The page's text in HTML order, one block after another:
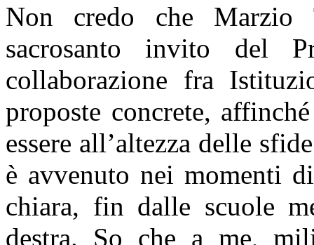
Non credo che Marzio
sacrosanto invito del
collaborazione fra
proposte concrete,
essere all’altezza delle
è avvenuto nei momenti
chiara, fin dalle scuole
destra. So che a me,